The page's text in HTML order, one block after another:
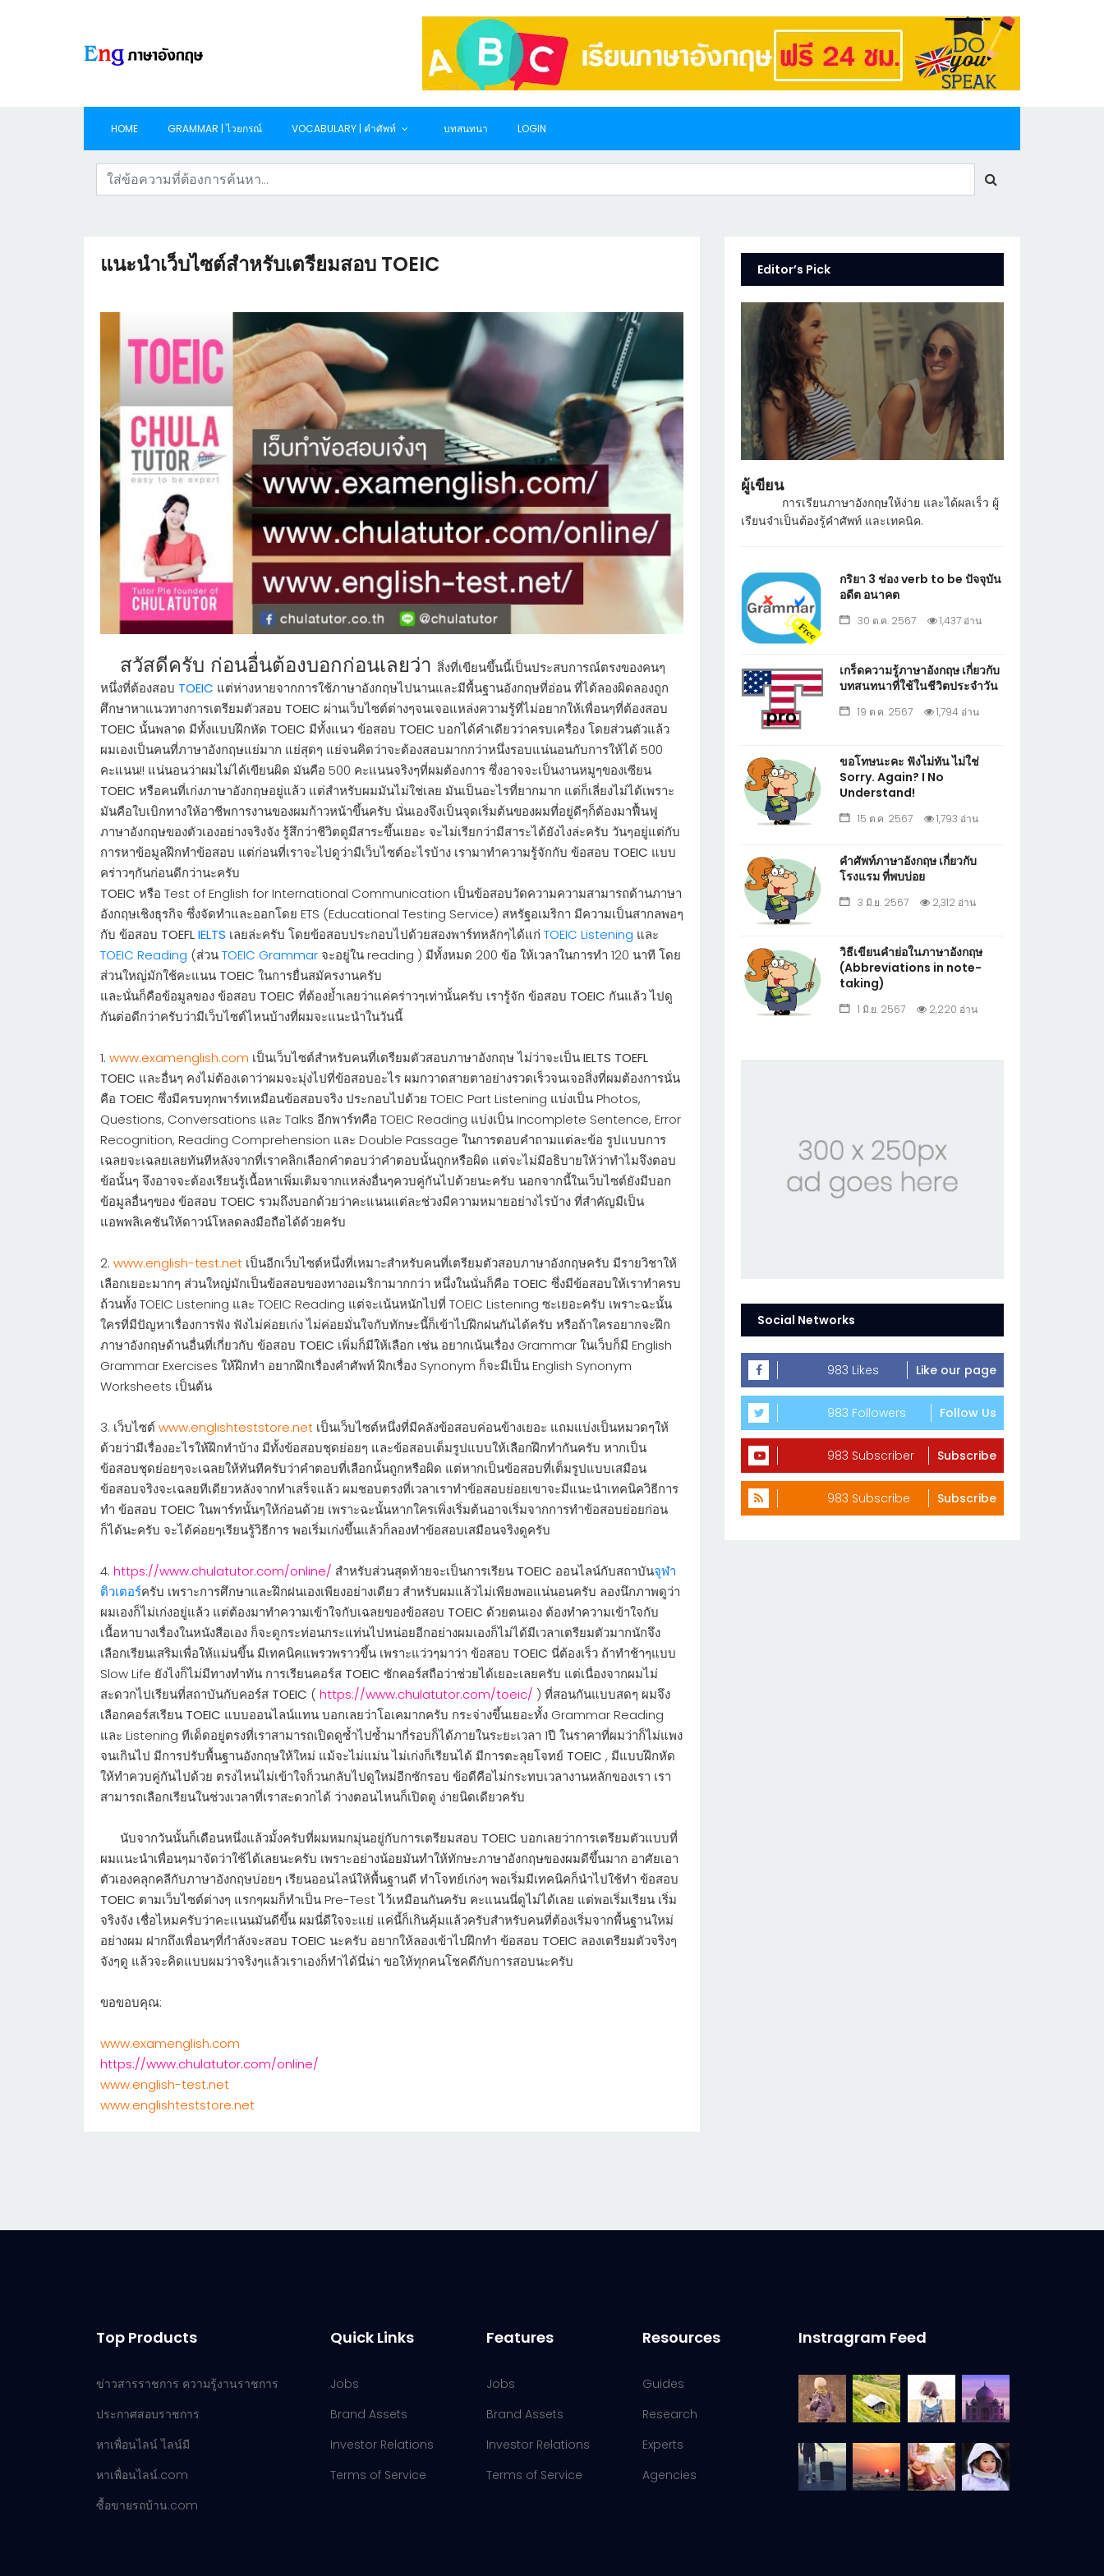
HOME GRAMMAR | ไวยกรณ์ VOCABULARY | คำศัพท์ บทสนทนา LOGIN
แนะนำเว็บไซต์สำหรับเตรียมสอบ TOEIC
สวัสดีครับ ก่อนอื่นต้องบอกก่อนเลยว่า สิ่งที่เขียนขึ้นนี้เป็นประสบการณ์ตรงของคนๆ
หนึ่งที่ต้องสอบ TOEIC แต่ห่างหายจากการใช้ภาษาอังกฤษไปนานและมีพื้นฐานอังกฤษที่อ่อน ที่ได้ลองผิดลองถูก
ศึกษาหาแนวทางการเตรียมตัวสอบ TOEIC ผ่านเว็บไซต์ต่างๆจนเจอแหล่งความรู้ที่ไม่อยากให้เพื่อนๆที่ต้องสอบ
TOEIC นั้นพลาด มีทั้งแบบฝึกหัด TOEIC มีทั้งแนว ข้อสอบ TOEIC บอกได้คำเดียวว่าครบเครื่อง โดยส่วนตัวแล้ว
ผมเองเป็นคนที่ภาษาอังกฤษแย่มาก แย่สุดๆ แย่จนคิดว่าจะต้องสอบมากกว่าหนึ่งรอบแน่นอนกับการให้ได้ 500
คะแนน!! แน่นอนว่าผมไม่ได้เขียนผิด มันคือ 500 คะแนนจริงๆที่ผมต้องการ ซึ่งอาจจะเป็นงานหมูๆของเซียน
TOEIC หรือคนที่เก่งภาษาอังกฤษอยู่แล้ว แต่สำหรับผมมันไม่ใช่เลย มันเป็นอะไรที่ยากมาก แต่ก็เลี่ยงไม่ได้เพราะ
มันคือใบเบิกทางให้อาชีพการงานของผมก้าวหน้าขึ้นครับ นั่นเองจึงเป็นจุดเริ่มต้นของผมที่อยู่ดีๆก็ต้องมาฟื้นฟู
ภาษาอังกฤษของตัวเองอย่างจริงจัง รู้สึกว่าชีวิตดูมีสาระขึ้นเยอะ จะไม่เรียกว่ามีสาระได้ยังไงล่ะครับ วันๆอยู่แต่กับ
การหาข้อมูลฝึกทำข้อสอบ แต่ก่อนที่เราจะไปดูว่ามีเว็บไซต์อะไรบ้าง เรามาทำความรู้จักกับ ข้อสอบ TOEIC แบบ
คร่าวๆกันก่อนดีกว่านะครับ
TOEIC หรือ Test of English for International Communication เป็นข้อสอบวัดความความสามารถด้านภาษา
อังกฤษเชิงธุรกิจ ซึ่งจัดทำและออกโดย ETS (Educational Testing Service) สหรัฐอเมริกา มีความเป็นสากลพอๆ
กับ ข้อสอบ TOEFLIELTS เลยล่ะครับ โดยข้อสอบประกอบไปด้วยสองพาร์ทหลักๆได้แก่ TOEIC Listening และ
TOEIC Reading (ส่วนTOEIC Grammar จะอยู่ใน reading ) มีทั้งหมด 200 ข้อ ให้เวลาในการทำ 120 นาที โดย
ส่วนใหญ่มักใช้คะแนน TOEIC ในการยื่นสมัครงานครับ
และนั่นก็คือข้อมูลของ ข้อสอบ TOEIC ที่ต้องย้ำเลยว่าแค่คร่าวๆเท่านั้นครับ เรารู้จัก ข้อสอบ TOEIC กันแล้ว ไปดู
กันต่อดีกว่าครับว่ามีเว็บไซต์ไหนบ้างที่ผมจะแนะนำในวันนี้
1. www.examenglish.com เป็นเว็บไซต์สำหรับคนที่เตรียมตัวสอบภาษาอังกฤษ ไม่ว่าจะเป็นIELTS TOEFL
TOEIC และอื่นๆ คงไม่ต้องเดาว่าผมจะมุ่งไปที่ข้อสอบอะไร ผมกวาดสายตาอย่างรวดเร็วจนเจอสิ่งที่ผมต้องการนั่น
คือ TOEIC ซึ่งมีครบทุกพาร์ทเหมือนข้อสอบจริง ประกอบไปด้วย TOEIC Part Listening แบ่งเป็น Photos,
Questions, Conversations และ Talks อีกพาร์ทคือ TOEIC Reading แบ่งเป็น Incomplete Sentence, Error
Recognition, Reading Comprehension และ Double Passage ในการตอบคำถามแต่ละข้อ รูปแบบการ
เฉลยจะเฉลยเลยทันทีหลังจากที่เราคลิกเลือกคำตอบว่าคำตอบนั้นถูกหรือผิด แต่จะไม่มีอธิบายให้ว่าทำไมจึงตอบ
ข้อนั้นๆ จึงอาจจะต้องเรียนรู้เนื้อหาเพิ่มเติมจากแหล่งอื่นๆควบคู่กันไปด้วยนะครับ นอกจากนี้ในเว็บไซต์ยังมีบอก
ข้อมูลอื่นๆของ ข้อสอบ TOEIC รวมถึงบอกด้วยว่าคะแนนแต่ละช่วงมีความหมายอย่างไรบ้าง ที่สำคัญมีเป็น
แอพพลิเคชันให้ดาวน์โหลดลงมือถือได้ด้วยครับ
2. www.english-test.net เป็นอีกเว็บไซต์หนึ่งที่เหมาะสำหรับคนที่เตรียมตัวสอบภาษาอังกฤษครับ มีรายวิชาให้
เลือกเยอะมากๆ ส่วนใหญ่มักเป็นข้อสอบของทางอเมริกามากกว่า หนึ่งในนั่นก็คือ TOEIC ซึ่งมีข้อสอบให้เราทำครบ
ถ้วนทั้ง TOEIC Listening และ TOEIC Reading แต่จะเน้นหนักไปที่ TOEIC Listening ซะเยอะครับ เพราะฉะนั้น
ใครที่มีปัญหาเรื่องการฟัง ฟังไม่ค่อยเก่ง ไม่ค่อยมั่นใจกับทักษะนี้ก็เข้าไปฝึกฝนกันได้ครับ หรือถ้าใครอยากจะฝึก
ภาษาอังกฤษด้านอื่นที่เกี่ยวกับ ข้อสอบ TOEIC เพิ่มก็มีให้เลือก เช่น อยากเน้นเรื่อง Grammar ในเว็บก็มี English
Grammar Exercises ให้ฝึกทำ อยากฝึกเรื่องคำศัพท์ ฝึกเรื่อง Synonym ก็จะมีเป็น English Synonym
Worksheets เป็นต้น
3. เว็บไซต์www.englishteststore.net เป็นเว็บไซต์หนึ่งที่มีคลังข้อสอบค่อนข้างเยอะ แถมแบ่งเป็นหมวดๆให้
ด้วยว่ามีเรื่องอะไรให้ฝึกทำบ้าง มีทั้งข้อสอบชุดย่อยๆ และข้อสอบเต็มรูปแบบให้เลือกฝึกทำกันครับ หากเป็น
ข้อสอบชุดย่อยๆจะเฉลยให้ทันทีครับว่าคำตอบที่เลือกนั้นถูกหรือผิด แต่หากเป็นข้อสอบที่เต็มรูปแบบเสมือน
ข้อสอบจริงจะเฉลยทีเดียวหลังจากทำเสร็จแล้ว ผมชอบตรงที่เวลาเราทำข้อสอบย่อยเขาจะมีแนะนำเทคนิควิธีการ
ทำ ข้อสอบ TOEIC ในพาร์ทนั้นๆให้ก่อนด้วย เพราะฉะนั้นหากใครเพิ่งเริ่มต้นอาจเริ่มจากการทำข้อสอบย่อยก่อน
ก็ได้นะครับ จะได้ค่อยๆเรียนรู้วิธีการ พอเริ่มเก่งขึ้นแล้วก็ลองทำข้อสอบเสมือนจริงดูครับ
4. https://www.chulatutor.com/online/ สำหรับส่วนสุดท้ายจะเป็นการเรียน TOEIC ออนไลน์กับสถาบันจุฬา
ติวเตอร์ครับ เพราะการศึกษาและฝึกฝนเองเพียงอย่างเดียว สำหรับผมแล้วไม่เพียงพอแน่นอนครับ ลองนึกภาพดูว่า
ผมเองก็ไม่เก่งอยู่แล้ว แต่ต้องมาทำความเข้าใจกับเฉลยของข้อสอบ TOEIC ด้วยตนเอง ต้องทำความเข้าใจกับ
เนื้อหาบางเรื่องในหนังสือเอง ก็จะดูกระท่อนกระแท่นไปหน่อยอีกอย่างผมเองก็ไม่ได้มีเวลาเตรียมตัวมากนักจึง
เลือกเรียนเสริมเพื่อให้แม่นขึ้น มีเทคนิคแพรวพราวขึ้น เพราะแว่วๆมาว่า ข้อสอบ TOEIC นี่ต้องเร็ว ถ้าทำช้าๆแบบ
Slow Life ยังไงก็ไม่มีทางทำทัน การเรียนคอร์ส TOEIC ซักคอร์สถือว่าช่วยได้เยอะเลยครับ แต่เนื่องจากผมไม่
สะดวกไปเรียนที่สถาบันกับคอร์ส TOEIC ( https://www.chulatutor.com/toeic/ ) ที่สอนกันแบบสดๆ ผมจึง
เลือกคอร์สเรียน TOEIC แบบออนไลน์แทน บอกเลยว่าโอเคมากครับ กระจ่างขึ้นเยอะทั้ง Grammar Reading
และ Listening ทีเด็ดอยู่ตรงที่เราสามารถเปิดดูซ้ำไปซ้ำมากี่รอบก็ได้ภายในระยะเวลา 1ปี ในราคาที่ผมว่าก็ไม่แพง
จนเกินไป มีการปรับพื้นฐานอังกฤษให้ใหม่ แม้จะไม่แม่น ไม่เก่งก็เรียนได้ มีการตะลุยโจทย์ TOEIC , มีแบบฝึกหัด
ให้ทำควบคู่กันไปด้วย ตรงไหนไม่เข้าใจก็วนกลับไปดูใหม่อีกซักรอบ ข้อดีคือไม่กระทบเวลางานหลักของเรา เรา
สามารถเลือกเรียนในช่วงเวลาที่เราสะดวกได้ ว่างตอนไหนก็เปิดดู ง่ายนิดเดียวครับ
นับจากวันนั้นก็เดือนหนึ่งแล้วมั้งครับที่ผมหมกมุ่นอยู่กับการเตรียมสอบ TOEIC บอกเลยว่าการเตรียมตัวแบบที่
ผมแนะนำเพื่อนๆมาจัดว่าใช้ได้เลยนะครับ เพราะอย่างน้อยมันทำให้ทักษะภาษาอังกฤษของผมดีขึ้นมาก อาศัยเอา
ตัวเองคลุกคลีกับภาษาอังกฤษบ่อยๆ เรียนออนไลน์ให้พื้นฐานดี ทำโจทย์เก่งๆ พอเริ่มมีเทคนิคก็นำไปใช้ทำ ข้อสอบ
TOEIC ตามเว็บไซต์ต่างๆ แรกๆผมก็ทำเป็น Pre-Test ไว้เหมือนกันครับ คะแนนนี่ดูไม่ได้เลย แต่พอเริ่มเรียน เริ่ม
จริงจัง เชื่อไหมครับว่าคะแนนมันดีขึ้น ผมนี่ดีใจจะแย่ แค่นี้ก็เกินคุ้มแล้วครับสำหรับคนที่ต้องเริ่มจากพื้นฐานใหม่
อย่างผม ฝากถึงเพื่อนๆที่กำลังจะสอบ TOEIC นะครับ อยากให้ลองเข้าไปฝึกทำ ข้อสอบ TOEIC ลองเตรียมตัวจริงๆ
จังๆดู แล้วจะคิดแบบผมว่าจริงๆแล้วเราเองก็ทำได้นี่น่า ขอให้ทุกคนโชคดีกับการสอบนะครับ
ขอขอบคุณ:
www.examenglish.com
https://www.chulatutor.com/online/
www.english-test.net
www.englishteststore.net
Editor’s Pick
ผู้เขียน
การเรียนภาษาอังกฤษให้ง่าย และได้ผลเร็ว ผู้
เรียนจำเป็นต้องรู้คำศัพท์ และเทคนิค.
กริยา 3 ช่อง verb to be ปัจจุบัน
อดีต อนาคต
30 ต.ค. 2567 1,437 อ่าน
เกร็ดความรู้ภาษาอังกฤษ เกี่ยวกับ
บทสนทนาที่ใช้ในชีวิตประจำวัน
19 ต.ค. 2567 1,794 อ่าน
ขอโทษนะคะ ฟังไม่ทัน ไม่ใช่
Sorry. Again? I No
Understand!
15 ต.ค. 2567 1,793 อ่าน
คำศัพท์ภาษาอังกฤษ เกี่ยวกับ
โรงแรม ที่พบบ่อย
3 มิ.ย. 2567 2,312 อ่าน
วิธีเขียนคำย่อในภาษาอังกฤษ
(Abbreviations in note-
taking)
1 มิ.ย. 2567 2,220 อ่าน
Social Networks
983 Likes Like our page
983 Followers Follow Us
983 Subscriber Subscribe
983 Subscribe Subscribe
Top Products
ข่าวสารราชการ ความรู้งานราชการ
ประกาศสอบราชการ
หาเพื่อนไลน์ ไลน์มี
หาเพื่อนไลน์.com
ซื้อขายรถบ้าน.com
Quick Links
Jobs
Brand Assets
Investor Relations
Terms of Service
Features
Jobs
Brand Assets
Investor Relations
Terms of Service
Resources
Guides
Research
Experts
Agencies
Instragram Feed